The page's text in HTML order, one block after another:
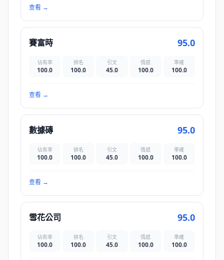
查看 →
賽富時 95.0
佔有率
100.0
排名
100.0
引文
45.0
情感
100.0
準確
100.0
查看 →
數據磚 95.0
佔有率
100.0
排名
100.0
引文
45.0
情感
100.0
準確
100.0
查看 →
雪花公司 95.0
佔有率
100.0
排名
100.0
引文
45.0
情感
100.0
準確
100.0